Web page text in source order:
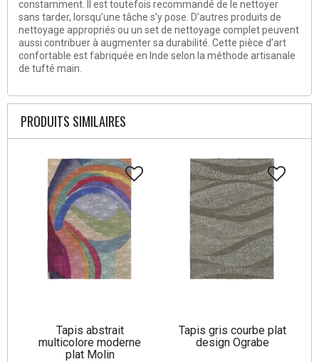
constamment. Il est toutefois recommandé de le nettoyer
sans tarder, lorsqu’une tâche s’y pose. D’autres produits de
nettoyage appropriés ou un set de nettoyage complet peuvent
aussi contribuer à augmenter sa durabilité. Cette pièce d’art
confortable est fabriquée en Inde selon la méthode artisanale
de tufté main.
PRODUITS SIMILAIRES
Tapis abstrait
multicolore moderne
plat Molin
Tapis gris courbe plat
design Ograbe